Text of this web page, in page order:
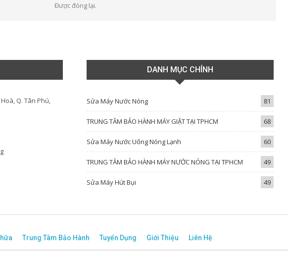
Được đóng lại.
Q. Tân Phú,
DANH MỤC CHÍNH
Sửa Máy Nước Nóng 81
TRUNG TÂM BẢO HÀNH MÁY GIẶT TẠI TPHCM 68
Sửa Máy Nước Uống Nóng Lạnh 60
TRUNG TÂM BẢO HÀNH MÁY NƯỚC NÓNG TẠI TPHCM 49
Sửa Máy Hút Bụi 49
Trung Tâm Bảo Hành Tuyển Dụng Giới Thiệu Liên Hệ